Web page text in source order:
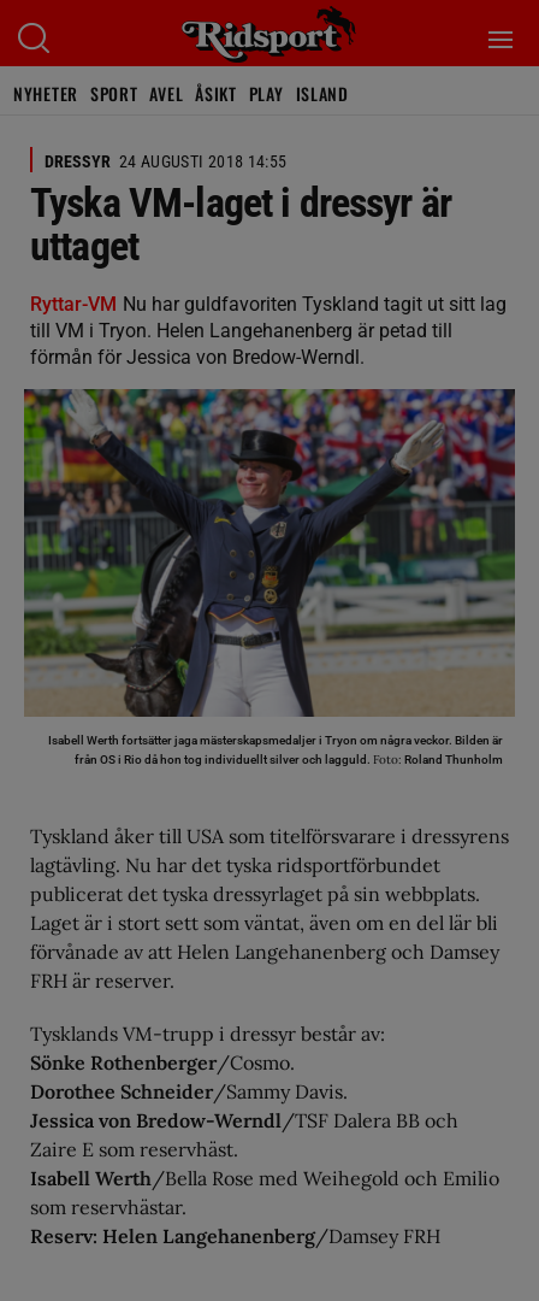
NYHETER SPORT AVEL ÅSIKT PLAY ISLAND
DRESSYR 24 AUGUSTI 2018 14:55
Tyska VM-laget i dressyr är
uttaget
Ryttar-VM Nu har guldfavoriten Tyskland tagit ut sitt lag
till VM i Tryon. Helen Langehanenberg är petad till
förmån för Jessica von Bredow-Werndl.
Isabell Werth fortsätter jaga mästerskapsmedaljer i Tryon om några veckor. Bilden är
från OS i Rio då hon tog individuellt silver och lagguld. Foto: Roland Thunholm
Tyskland åker till USA som titelförsvarare i dressyrens
lagtävling. Nu har det tyska ridsportförbundet
publicerat det tyska dressyrlaget på sin webbplats.
Laget är i stort sett som väntat, även om en del lär bli
förvånade av att Helen Langehanenberg och Damsey
FRH är reserver.
Tysklands VM-trupp i dressyr består av:
Sönke Rothenberger/Cosmo.
Dorothee Schneider/Sammy Davis.
Jessica von Bredow-Werndl/TSF Dalera BB och
Zaire E som reservhäst.
Isabell Werth/Bella Rose med Weihegold och Emilio
som reservhästar.
Reserv: Helen Langehanenberg/Damsey FRH